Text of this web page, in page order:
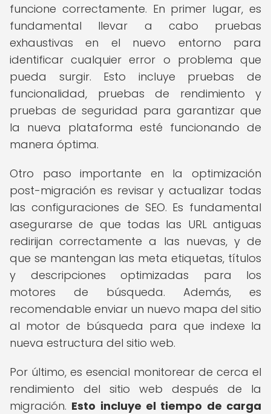
funcione correctamente. En primer lugar, es
fundamental llevar a cabo pruebas
exhaustivas en el nuevo entorno para
identificar cualquier error o problema que
pueda surgir. Esto incluye pruebas de
funcionalidad, pruebas de rendimiento y
pruebas de seguridad para garantizar que
la nueva plataforma esté funcionando de
manera óptima.
Otro paso importante en la optimización
post-migración es revisar y actualizar todas
las configuraciones de SEO. Es fundamental
asegurarse de que todas las URL antiguas
redirijan correctamente a las nuevas, y de
que se mantengan las meta etiquetas, títulos
y descripciones optimizadas para los
motores de búsqueda. Además, es
recomendable enviar un nuevo mapa del sitio
al motor de búsqueda para que indexe la
nueva estructura del sitio web.
Por último, es esencial monitorear de cerca el
rendimiento del sitio web después de la
migración. Esto incluye el tiempo de carga